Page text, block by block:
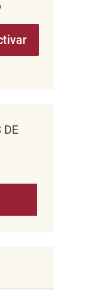
(obligatorio)
DE